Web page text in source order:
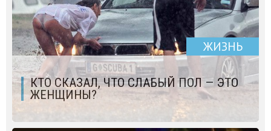
ЖИЗНЬ
КТО СКАЗАЛ, ЧТО СЛАБЫЙ ПОЛ — ЭТО
ЖЕНЩИНЫ?